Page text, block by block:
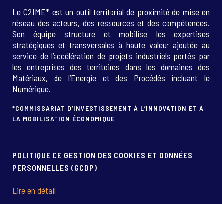
Le C2IME* est un outil territorial de proximité de mise en
réseau des acteurs, des ressources et des compétences.
Son équipe structure et mobilise les expertises
stratégiques et transversales à haute valeur ajoutée au
service de l’accélération de projets industriels portés par
les entreprises des territoires dans les domaines des
Matériaux, de l’Energie et des Procédés incluant le
Numérique.
*COMMISSARIAT D’INVESTISSEMENT À L’INNOVATION ET À
LA MOBILISATION ÉCONOMIQUE
POLITIQUE DE GESTION DES COOKIES ET DONNÉES
PERSONNELLES (GCDP)
Lire en détail